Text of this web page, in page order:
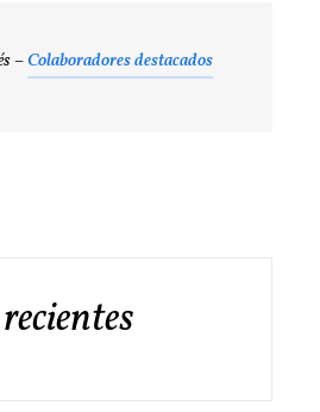
–Colaboradores destacados